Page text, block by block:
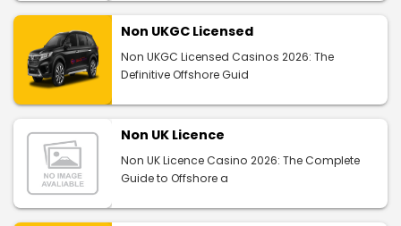
Non UKGC Licensed
Non UKGC Licensed Casinos 2026: The
Definitive Offshore Guid
Non UK Licence
Non UK Licence Casino 2026: The Complete
Guide to Offshore a